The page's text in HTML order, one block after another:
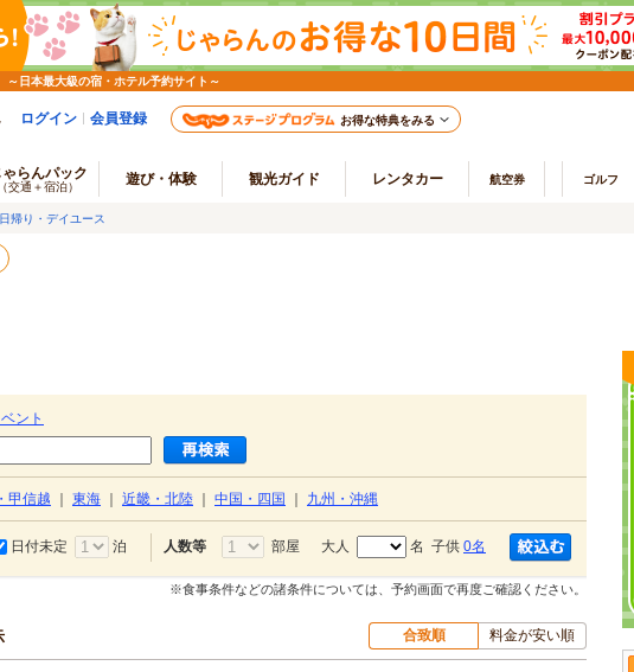
日本最大級の宿・ホテル予約サイト～
ログイン 会員登録 お得な特典をみる
ゃらんパック
（交通＋宿泊） 遊び・体験 観光ガイド レンタカー 航空券 ゴルフ
日帰り・デイユース
ント
甲信越 東海 近畿・北陸 中国・四国 九州・沖縄
日付未定 泊 人数等 部屋 大人 名 子供 0名
※食事条件などの諸条件については、予約画面で再度ご確認ください。
合致順 料金が安い順